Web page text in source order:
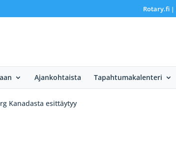
Rotary.fi|
Ajankohtaista Tapahtumakalenteri
Kanadasta esittäytyy